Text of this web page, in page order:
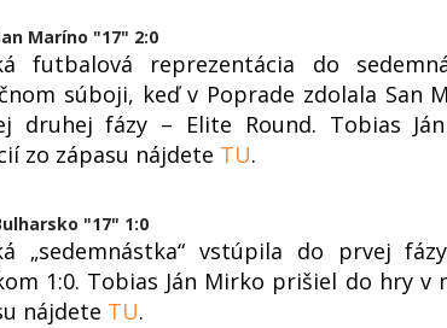
Maríno "17" 2:0
futbalová reprezentácia do
súboji, keď v Poprade zdolala San
druhej fázy – Elite Round. Tobias
zo zápasu nájdete TU.
"17" 1:0
„sedemnástka“ vstúpila do prvej
1:0. Tobias Ján Mirko prišiel do hry v
nájdete TU.